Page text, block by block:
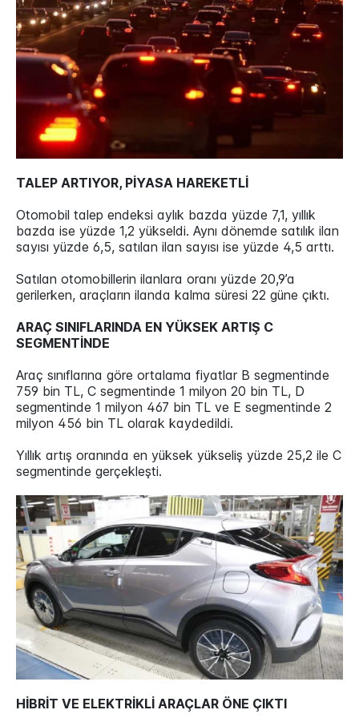
TALEP ARTIYOR, PİYASA HAREKETLİ
Otomobil talep endeksi aylık bazda yüzde 7,1, yıllık
bazda ise yüzde 1,2 yükseldi. Aynı dönemde satılık ilan
sayısı yüzde 6,5, satılan ilan sayısı ise yüzde 4,5 arttı.
Satılan otomobillerin ilanlara oranı yüzde 20,9’a
gerilerken, araçların ilanda kalma süresi 22 güne çıktı.
ARAÇ SINIFLARINDA EN YÜKSEK ARTIŞ C
SEGMENTİNDE
Araç sınıflarına göre ortalama fiyatlar B segmentinde
759 bin TL, C segmentinde 1 milyon 20 bin TL, D
segmentinde 1 milyon 467 bin TL ve E segmentinde 2
milyon 456 bin TL olarak kaydedildi.
Yıllık artış oranında en yüksek yükseliş yüzde 25,2 ile C
segmentinde gerçekleşti.
HİBRİT VE ELEKTRİKLİ ARAÇLAR ÖNE ÇIKTI